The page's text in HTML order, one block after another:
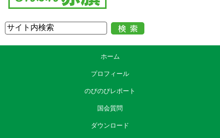
ホーム
プロフィール
のびのびレポート
国会質問
ダウンロード